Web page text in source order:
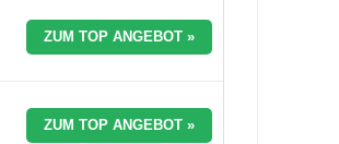
ZUM TOP ANGEBOT »
ZUM TOP ANGEBOT »